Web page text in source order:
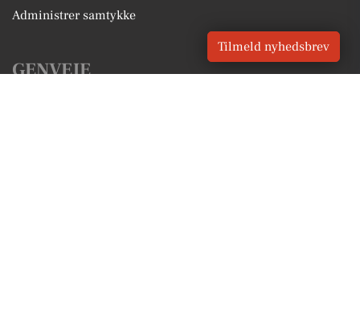
Administrer samtykke
GENVEJE
Tilmeld nyhedsbrev